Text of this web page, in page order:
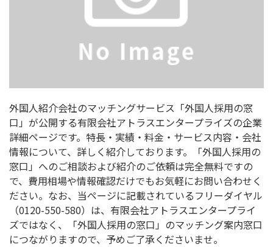
外国人紹介会社のマッチングサービス「外国人採用の窓
口」が公開する有限会社アトラスエンタープライズの企業
詳細ページです。特長・実績・料金・サービス内容・会社
情報について、詳しく紹介しております。「外国人採用の
窓口」へのご相談および紹介のご依頼は完全無料ですの
で、費用相場や情報確認だけでもお気軽にお問い合わせく
ださい。なお、当ページに記載されているフリーダイヤル
（0120-550-580）は、有限会社アトラスエンタープライ
ズではなく、「外国人採用の窓口」のマッチング案内窓口
につながりますので、予めご了承くださいませ。